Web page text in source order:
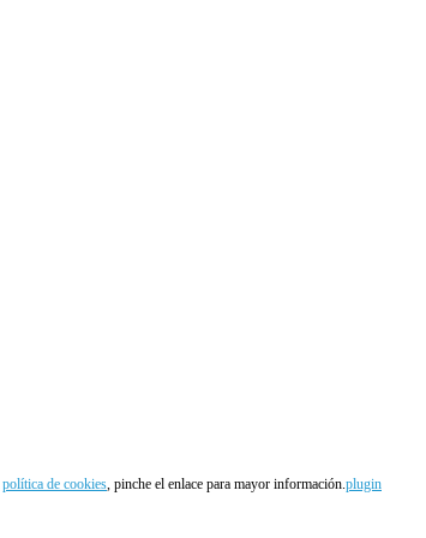
política de cookies, pinche el enlace para mayor información.plugin